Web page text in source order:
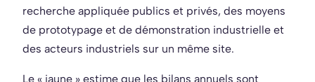
recherche appliquée publics et privés, des moyens
de prototypage et de démonstration industrielle et
des acteurs industriels sur un même site.
Le « jaune » estime que les bilans annuels sont